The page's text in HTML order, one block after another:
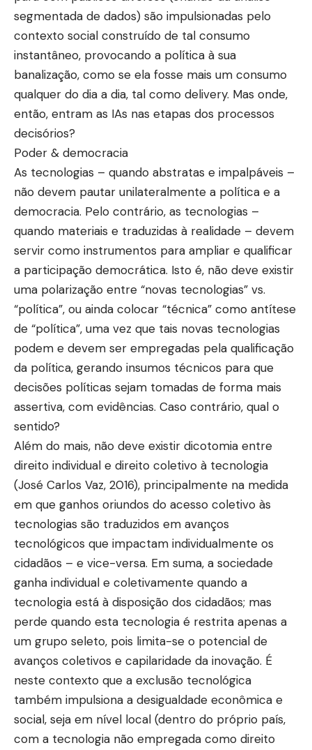
segmentada de dados) são impulsionadas pelo
contexto social construído de tal consumo
instantâneo, provocando a política à sua
banalização, como se ela fosse mais um consumo
qualquer do dia a dia, tal como delivery. Mas onde,
então, entram as IAs nas etapas dos processos
decisórios?
Poder & democracia
As tecnologias – quando abstratas e impalpáveis –
não devem pautar unilateralmente a política e a
democracia. Pelo contrário, as tecnologias –
quando materiais e traduzidas à realidade – devem
servir como instrumentos para ampliar e qualificar
a participação democrática. Isto é, não deve existir
uma polarização entre “novas tecnologias” vs.
“política”, ou ainda colocar “técnica” como antítese
de “política”, uma vez que tais novas tecnologias
podem e devem ser empregadas pela qualificação
da política, gerando insumos técnicos para que
decisões políticas sejam tomadas de forma mais
assertiva, com evidências. Caso contrário, qual o
sentido?
Além do mais, não deve existir dicotomia entre
direito individual e direito coletivo à tecnologia
(José Carlos Vaz, 2016), principalmente na medida
em que ganhos oriundos do acesso coletivo às
tecnologias são traduzidos em avanços
tecnológicos que impactam individualmente os
cidadãos – e vice-versa. Em suma, a sociedade
ganha individual e coletivamente quando a
tecnologia está à disposição dos cidadãos; mas
perde quando esta tecnologia é restrita apenas a
um grupo seleto, pois limita-se o potencial de
avanços coletivos e capilaridade da inovação. É
neste contexto que a exclusão tecnológica
também impulsiona a desigualdade econômica e
social, seja em nível local (dentro do próprio país,
com a tecnologia não empregada como direito